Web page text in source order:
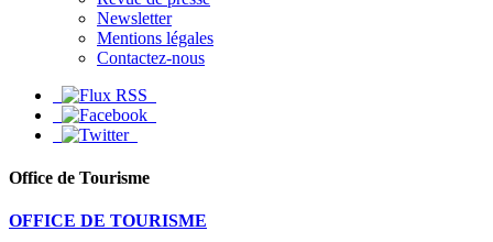
Newsletter
Mentions légales
Contactez-nous
Office de Tourisme
OFFICE DE TOURISME